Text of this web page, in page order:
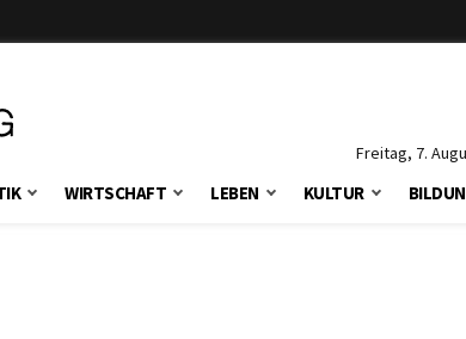
Freitag, 7.
WIRTSCHAFT LEBEN KULTUR